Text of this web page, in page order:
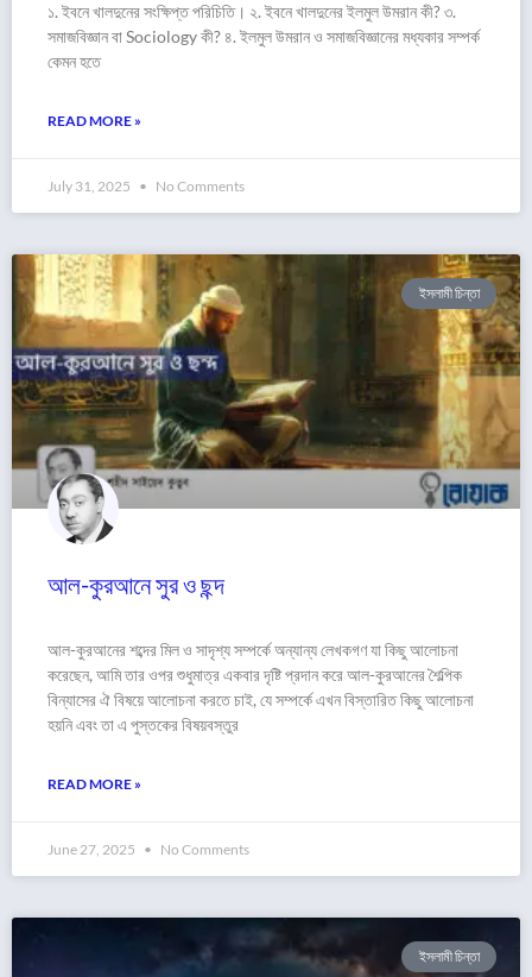
১. ইবনে খালদুনের সংক্ষিপ্ত পরিচিতি। ২. ইবনে খালদুনের ইলমুল উমরান কী? ৩.
সমাজবিজ্ঞান বা Sociology কী? ৪. ইলমুল উমরান ও সমাজবিজ্ঞানের মধ্যকার সম্পর্ক
কেমন হতে
READ MORE »
July 31, 2025 No Comments
ইসলামী চিন্তা
আল-কুরআনে সুর ও ছন্দ
আল-কুরআনের শব্দের মিল ও সাদৃশ্য সম্পর্কে অন্যান্য লেখকগণ যা কিছু আলোচনা
করেছেন, আমি তার ওপর শুধুমাত্র একবার দৃষ্টি প্রদান করে আল-কুরআনের শৈল্পিক
বিন্যাসের ঐ বিষয়ে আলোচনা করতে চাই, যে সম্পর্কে এখন বিস্তারিত কিছু আলোচনা
হয়নি এবং তা এ পুস্তকের বিষয়বস্তুর
READ MORE »
June 27, 2025 No Comments
ইসলামী চিন্তা